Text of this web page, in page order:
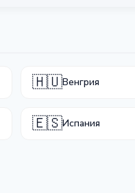
🇭🇺Венгрия
🇪🇸Испания